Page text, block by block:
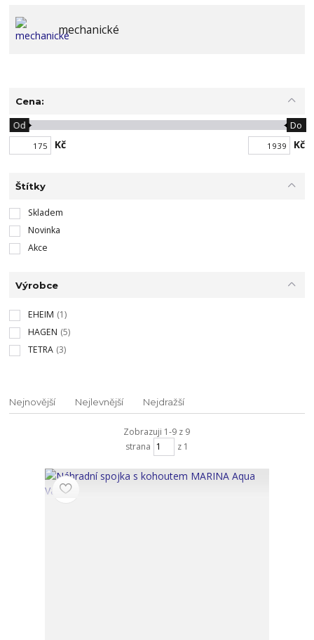
mechanické
Cena:
Kč
Od Do
Kč
Štítky
Skladem
Novinka
Akce
Výrobce
EHEIM (1)
HAGEN (5)
TETRA (3)
Nejnovější Nejlevnější Nejdražší
Zobrazuji 1-9 z 9
strana
z 1